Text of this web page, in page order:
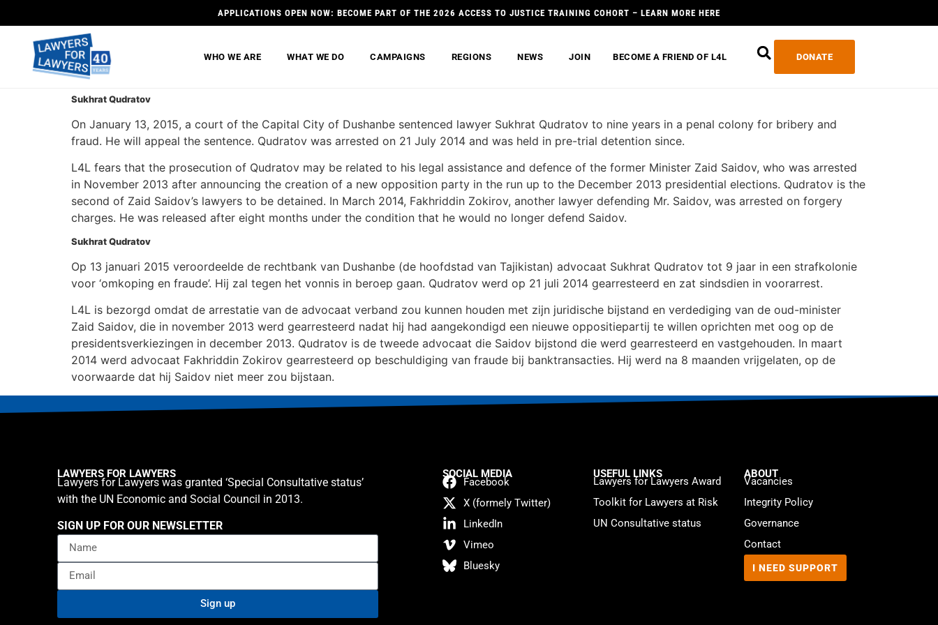
APPLICATIONS OPEN NOW: BECOME PART OF THE 2026 ACCESS TO JUSTICE TRAINING COHORT – LEARN MORE HERE
WHO WE ARE WHAT WE DO CAMPAIGNS REGIONS NEWS JOIN BECOME A FRIEND OF L4L DONATE
Sukhrat Qudratov
On January 13, 2015, a court of the Capital City of Dushanbe sentenced lawyer Sukhrat Qudratov to nine years in a penal colony for bribery and
fraud. He will appeal the sentence. Qudratov was arrested on 21 July 2014 and was held in pre-trial detention since.
L4L fears that the prosecution of Qudratov may be related to his legal assistance and defence of the former Minister Zaid Saidov, who was arrested
in November 2013 after announcing the creation of a new opposition party in the run up to the December 2013 presidential elections. Qudratov is the
second of Zaid Saidov’s lawyers to be detained. In March 2014, Fakhriddin Zokirov, another lawyer defending Mr. Saidov, was arrested on forgery
charges. He was released after eight months under the condition that he would no longer defend Saidov.
Sukhrat Qudratov
Op 13 januari 2015 veroordeelde de rechtbank van Dushanbe (de hoofdstad van Tajikistan) advocaat Sukhrat Qudratov tot 9 jaar in een strafkolonie
voor ‘omkoping en fraude’. Hij zal tegen het vonnis in beroep gaan. Qudratov werd op 21 juli 2014 gearresteerd en zat sindsdien in voorarrest.
L4L is bezorgd omdat de arrestatie van de advocaat verband zou kunnen houden met zijn juridische bijstand en verdediging van de oud-minister
Zaid Saidov, die in november 2013 werd gearresteerd nadat hij had aangekondigd een nieuwe oppositiepartij te willen oprichten met oog op de
presidentsverkiezingen in december 2013. Qudratov is de tweede advocaat die Saidov bijstond die werd gearresteerd en vastgehouden. In maart
2014 werd advocaat Fakhriddin Zokirov gearresteerd op beschuldiging van fraude bij banktransacties. Hij werd na 8 maanden vrijgelaten, op de
voorwaarde dat hij Saidov niet meer zou bijstaan.
LAWYERS FOR LAWYERS
Lawyers for Lawyers was granted ‘Special Consultative status’
with the UN Economic and Social Council in 2013.
SIGN UP FOR OUR NEWSLETTER
Sign up
SOCIAL MEDIA
Facebook
X (formely Twitter)
LinkedIn
Vimeo
Bluesky
USEFUL LINKS
Lawyers for Lawyers Award
Toolkit for Lawyers at Risk
UN Consultative status
ABOUT
Vacancies
Integrity Policy
Governance
Contact
I NEED SUPPORT